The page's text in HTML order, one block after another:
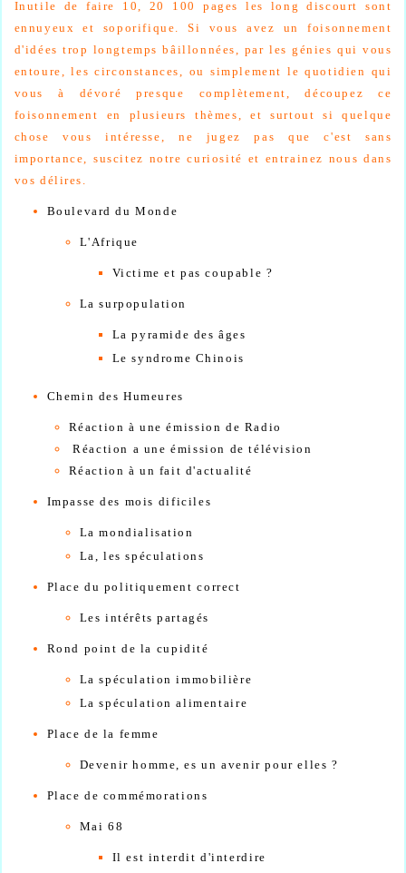
Inutile de faire 10, 20 100 pages les long discourt sont
ennuyeux et soporifique. Si vous avez un foisonnement
d'idées trop longtemps bâillonnées, par les génies qui vous
entoure, les circonstances, ou simplement le quotidien qui
vous à dévoré presque complètement, découpez ce
foisonnement en plusieurs thèmes, et surtout si quelque
chose vous intéresse, ne jugez pas que c'est sans
importance, suscitez notre curiosité et entrainez nous dans
vos délires.
Boulevard du Monde
L'Afrique
Victime et pas coupable ?
La surpopulation
La pyramide des âges
Le syndrome Chinois
Chemin des Humeures
Réaction à une émission de Radio
Réaction a une émission de télévision
Réaction à un fait d'actualité
Impasse des mois dificiles
La mondialisation
La, les spéculations
Place du politiquement correct
Les intérêts partagés
Rond point de la cupidité
La spéculation immobilière
La spéculation alimentaire
Place de la femme
Devenir homme, es un avenir pour elles ?
Place de commémorations
Mai 68
Il est interdit d'interdire